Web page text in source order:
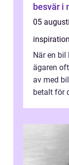
besvär i
05
inspiration
När en
ägaren
av med
betalt för